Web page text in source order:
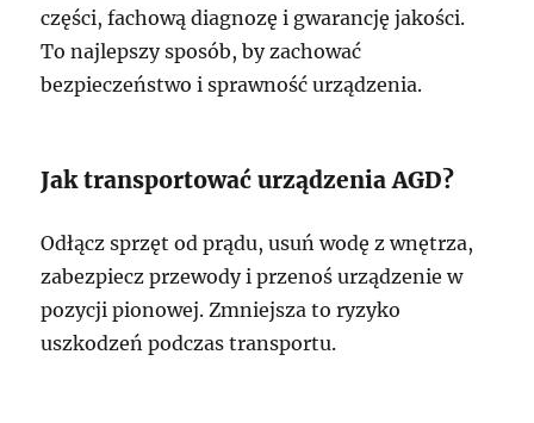
części, fachową diagnozę i gwarancję jakości.
To najlepszy sposób, by zachować
bezpieczeństwo i sprawność urządzenia.
Jak transportować urządzenia AGD?
Odłącz sprzęt od prądu, usuń wodę z wnętrza,
zabezpiecz przewody i przenoś urządzenie w
pozycji pionowej. Zmniejsza to ryzyko
uszkodzeń podczas transportu.